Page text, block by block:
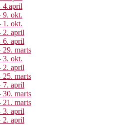
4.april
9. okt.
1. okt.
2. april
6. april
29. marts
3. okt.
2. april
25. marts
7. april
30. marts
21. marts
3. april
2. april